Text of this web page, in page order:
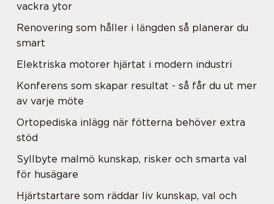
vackra ytor
Renovering som håller i längden så planerar du
smart
Elektriska motorer hjärtat i modern industri
Konferens som skapar resultat - så får du ut mer
av varje möte
Ortopediska inlägg när fötterna behöver extra
stöd
Syllbyte malmö kunskap, risker och smarta val
för husägare
Hjärtstartare som räddar liv kunskap, val och